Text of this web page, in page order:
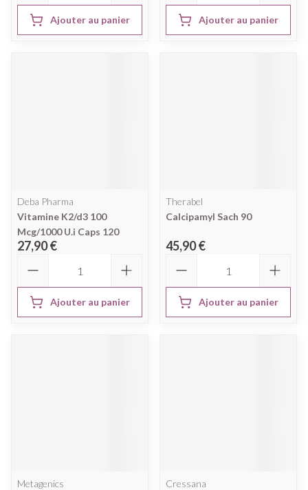
Ajouter au panier Ajouter au panier
Deba Pharma
Vitamine K2/d3 100
Mcg/1000 U.i Caps 120
27,90 €
Ajouter au panier
Therabel
Calcipamyl Sach 90
45,90 €
Ajouter au panier
Metagenics
Cressana